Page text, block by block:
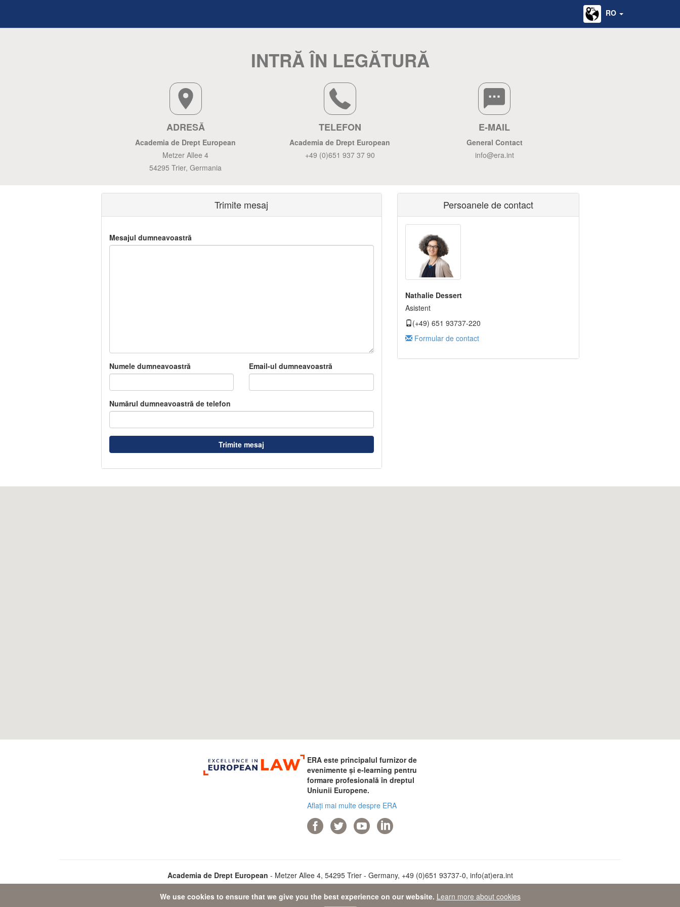
RO
INTRĂ ÎN LEGĂTURĂ
ADRESĂ
Academia de Drept European
Metzer Allee 4
54295 Trier, Germania
TELEFON
Academia de Drept European
+49 (0)651 937 37 90
E-MAIL
General Contact
info@era.int
Trimite mesaj
Mesajul dumneavoastră
Numele dumneavoastră Email-ul dumneavoastră
Numărul dumneavoastră de telefon
Trimite mesaj
Persoanele de contact
Nathalie Dessert
Asistent
(+49) 651 93737-220
Formular de contact
We use cookies to ensure that we give you the best experience on our website. Learn more about cookies
ERA este principalul furnizor de
evenimente și e-learning pentru
formare profesională în dreptul
Uniunii Europene.
Aflați mai multe despre ERA
Academia de Drept European - Metzer Allee 4, 54295 Trier - Germany, +49 (0)651 93737-0, info(at)era.int